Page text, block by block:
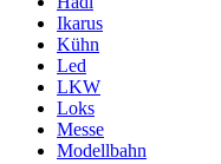
Ikarus
Kühn
Led
LKW
Loks
Messe
Modellbahn